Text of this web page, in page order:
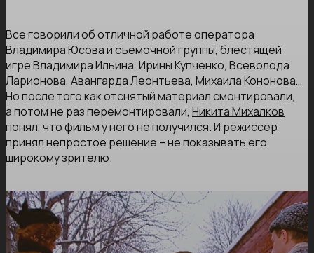
Все говорили об отличной работе оператора
Владимира Юсова и съемочной группы, блестящей
игре Владимира Ильина, Ирины Купченко, Всеволода
Ларионова, Авангарда Леонтьева, Михаила Кононова…
Но после того как отснятый материал смонтировали,
а потом не раз перемонтировали, Никита Михалков
понял, что фильм у него не получился. И режиссер
принял непростое решение ­– не показывать его
широкому зрителю.